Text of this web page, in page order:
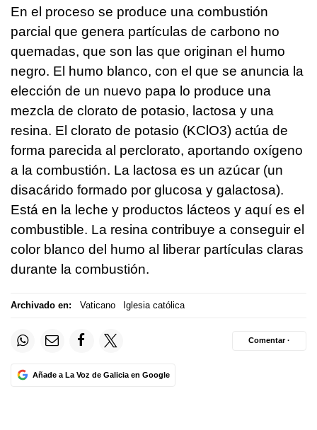
En el proceso se produce una combustión
parcial que genera partículas de carbono no
quemadas, que son las que originan el humo
negro. El humo blanco, con el que se anuncia la
elección de un nuevo papa lo produce una
mezcla de clorato de potasio, lactosa y una
resina. El clorato de potasio (KClO3) actúa de
forma parecida al perclorato, aportando oxígeno
a la combustión. La lactosa es un azúcar (un
disacárido formado por glucosa y galactosa).
Está en la leche y productos lácteos y aquí es el
combustible. La resina contribuye a conseguir el
color blanco del humo al liberar partículas claras
durante la combustión.
Archivado en: Vaticano Iglesia católica
Añade a La Voz de Galicia en Google
Comentar ·